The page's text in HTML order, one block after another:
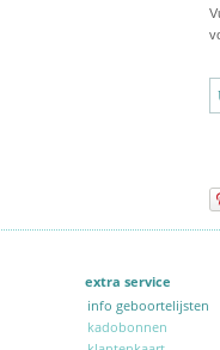
extra service
info geboortelijsten
kadobonnen